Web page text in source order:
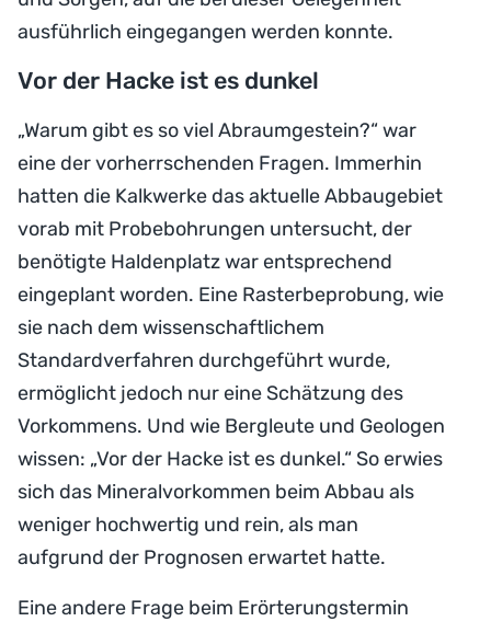
ausführlich eingegangen werden konnte.
Vor der Hacke ist es dunkel
„Warum gibt es so viel Abraumgestein?“ war
eine der vorherrschenden Fragen. Immerhin
hatten die Kalkwerke das aktuelle Abbaugebiet
vorab mit Probebohrungen untersucht, der
benötigte Haldenplatz war entsprechend
eingeplant worden. Eine Rasterbeprobung, wie
sie nach dem wissenschaftlichem
Standardverfahren durchgeführt wurde,
ermöglicht jedoch nur eine Schätzung des
Vorkommens. Und wie Bergleute und Geologen
wissen: „Vor der Hacke ist es dunkel.“ So erwies
sich das Mineralvorkommen beim Abbau als
weniger hochwertig und rein, als man
aufgrund der Prognosen erwartet hatte.
Eine andere Frage beim Erörterungstermin